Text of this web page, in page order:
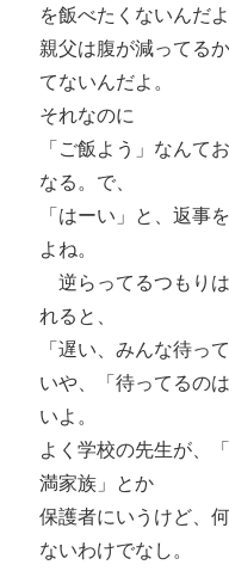
を飯べたくないんだよ
親父は腹が減ってる
てないんだよ。
それなのに
「ご飯よう」なんて
なる。で、
「はーい」と、返事
よね。
逆らってるつもり
れると、
「遅い、みんな待っ
いや、「待ってるの
いよ。
よく学校の先生が、
満家族」とか
保護者にいうけど、
ないわけでなし。